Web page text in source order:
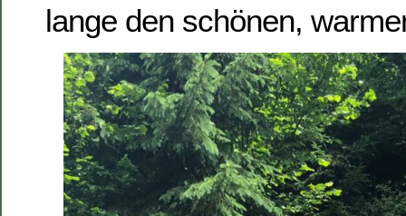
lange den schönen,